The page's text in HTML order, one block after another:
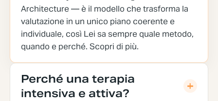
Architecture — è il modello che trasforma la
valutazione in un unico piano coerente e
individuale, così Lei sa sempre quale metodo,
quando e perché.Scopri di più.
Perché una terapia
intensiva e attiva?